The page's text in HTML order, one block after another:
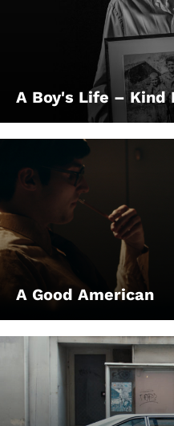
A Boy's Life – Kind
A Good American